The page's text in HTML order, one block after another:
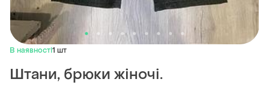
В наявності1 шт
Штани, брюки жіночі.